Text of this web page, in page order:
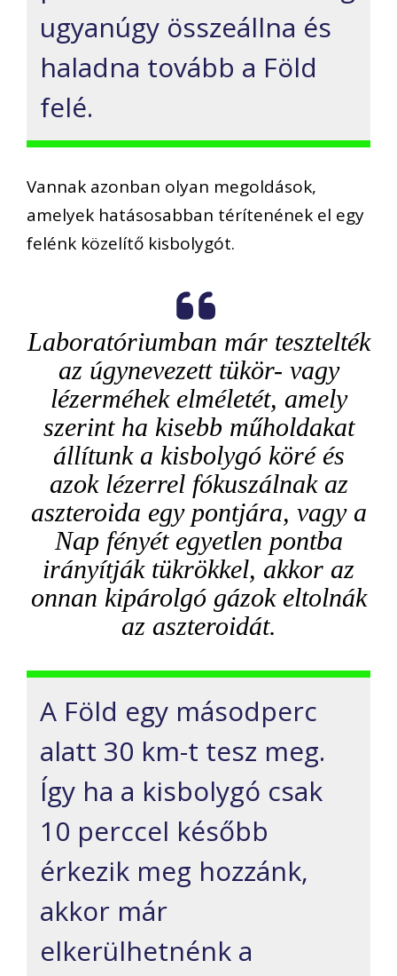
ugyanúgy összeállna és
haladna tovább a Föld
felé.
Vannak azonban olyan megoldások,
amelyek hatásosabban térítenének el egy
felénk közelítő kisbolygót.
Laboratóriumban már tesztelték
az úgynevezett tükör- vagy
lézerméhek elméletét, amely
szerint ha kisebb műholdakat
állítunk a kisbolygó köré és
azok lézerrel fókuszálnak az
aszteroida egy pontjára, vagy a
Nap fényét egyetlen pontba
irányítják tükrökkel, akkor az
onnan kipárolgó gázok eltolnák
az aszteroidát.
A Föld egy másodperc
alatt 30 km-t tesz meg.
Így ha a kisbolygó csak
10 perccel később
érkezik meg hozzánk,
akkor már
elkerülhetnénk a